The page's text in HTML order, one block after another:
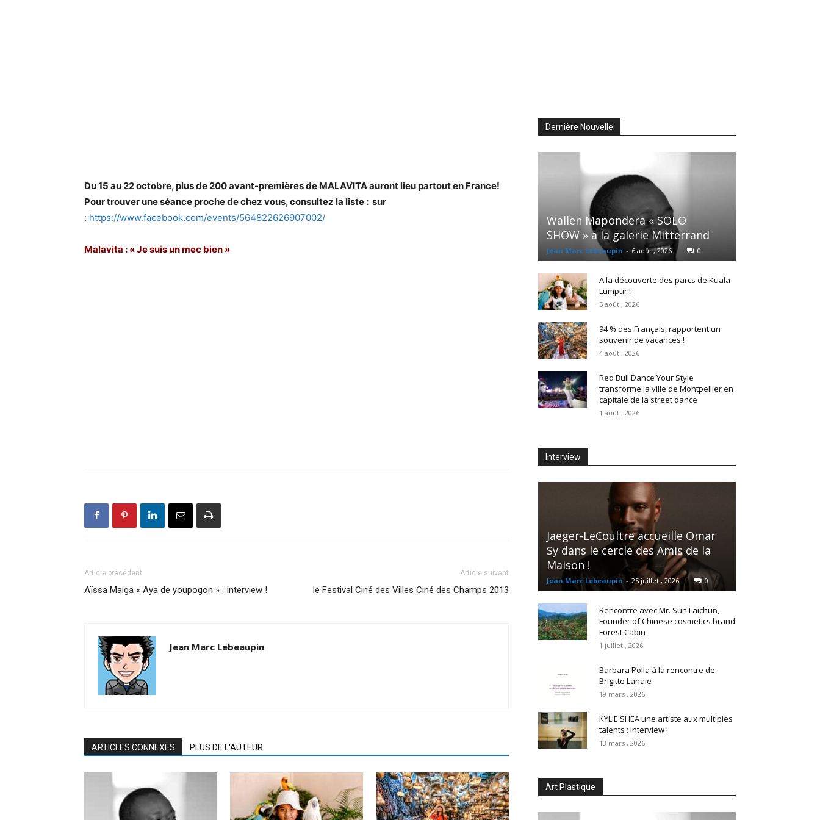
Du 15 au 22 octobre, plus de 200 avant-premières de MALAVITA auront lieu partout en France!
Pour trouver une séance proche de chez vous, consultez la liste : sur
: https://www.facebook.com/events/564822626907002/
Malavita : « Je suis un mec bien »
Article précédent
Aïssa Maiga « Aya de youpogon » : Interview !
Article suivant
le Festival Ciné des Villes Ciné des Champs 2013
Jean Marc Lebeaupin
ARTICLES CONNEXES PLUS DE L'AUTEUR
Dernière Nouvelle
Wallen Mapondera « SOLO
SHOW » à la galerie Mitterrand
Jean Marc Lebeaupin - 6 août , 2026 0
A la découverte des parcs de Kuala
Lumpur !
5 août , 2026
94 % des Français, rapportent un
souvenir de vacances !
4 août , 2026
Red Bull Dance Your Style
transforme la ville de Montpellier en
capitale de la street dance
1 août , 2026
Interview
Jaeger-LeCoultre accueille Omar
Sy dans le cercle des Amis de la
Maison !
Jean Marc Lebeaupin - 25 juillet , 2026 0
Rencontre avec Mr. Sun Laichun,
Founder of Chinese cosmetics brand
Forest Cabin
1 juillet , 2026
Barbara Polla à la rencontre de
Brigitte Lahaie
19 mars , 2026
KYLIE SHEA une artiste aux multiples
talents : Interview !
13 mars , 2026
Art Plastique